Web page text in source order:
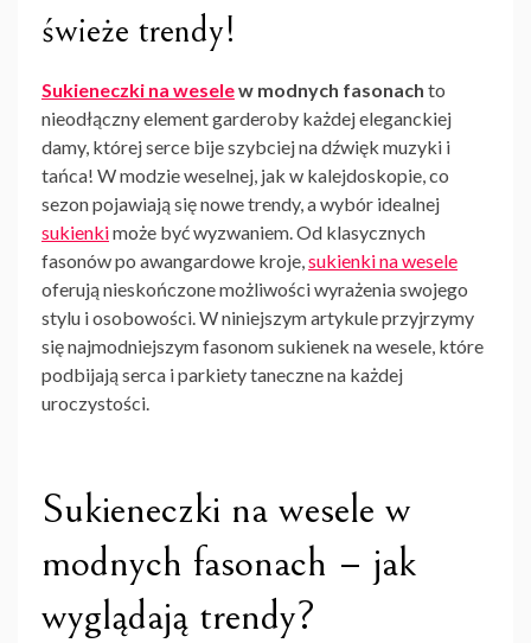
świeże trendy!
Sukieneczki na weselew modnych fasonach to
nieodłączny element garderoby każdej eleganckiej
damy, której serce bije szybciej na dźwięk muzyki i
tańca! W modzie weselnej, jak w kalejdoskopie, co
sezon pojawiają się nowe trendy, a wybór idealnej
sukienkimoże być wyzwaniem. Od klasycznych
fasonów po awangardowe kroje,sukienki na wesele
oferują nieskończone możliwości wyrażenia swojego
stylu i osobowości. W niniejszym artykule przyjrzymy
się najmodniejszym fasonom sukienek na wesele, które
podbijają serca i parkiety taneczne na każdej
uroczystości.
Sukieneczki na wesele w
modnych fasonach – jak
wyglądają trendy?